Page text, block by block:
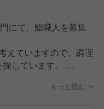
にて、鮨職人を募集
えていますので、調理
しています。
もっと読む